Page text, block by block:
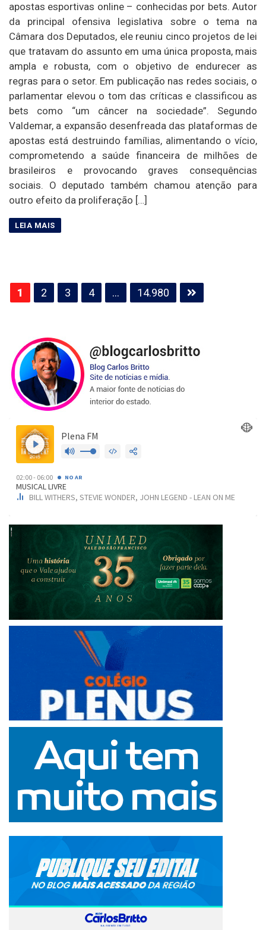
apostas esportivas online – conhecidas por bets. Autor
da principal ofensiva legislativa sobre o tema na
Câmara dos Deputados, ele reuniu cinco projetos de lei
que tratavam do assunto em uma única proposta, mais
ampla e robusta, com o objetivo de endurecer as
regras para o setor. Em publicação nas redes sociais, o
parlamentar elevou o tom das críticas e classificou as
bets como “um câncer na sociedade”. Segundo
Valdemar, a expansão desenfreada das plataformas de
apostas está destruindo famílias, alimentando o vício,
comprometendo a saúde financeira de milhões de
brasileiros e provocando graves consequências
sociais. O deputado também chamou atenção para
outro efeito da proliferação […]
Paginação
de
1 2 3 4 … 14.980